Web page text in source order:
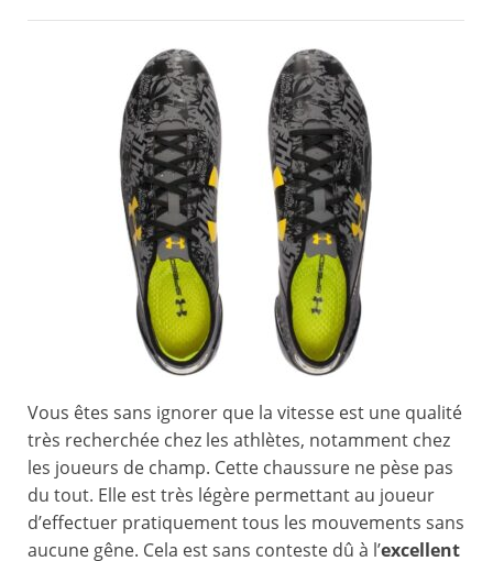
Vous êtes sans ignorer que la vitesse est une qualité
très recherchée chez les athlètes, notamment chez
les joueurs de champ. Cette chaussure ne pèse pas
du tout. Elle est très légère permettant au joueur
d’effectuer pratiquement tous les mouvements sans
aucune gêne. Cela est sans conteste dû à l’excellent